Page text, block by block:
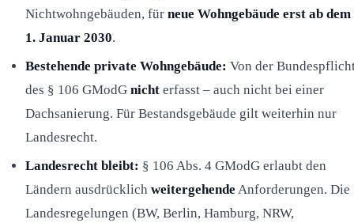
Nichtwohngebäuden, für neue Wohngebäude erst ab dem
1. Januar 2030.
Bestehende private Wohngebäude: Von der
des § 106 GModG nicht erfasst – auch nicht bei einer
Dachsanierung. Für Bestandsgebäude gilt weiterhin nur
Landesrecht.
Landesrecht bleibt: § 106 Abs. 4 GModG erlaubt den
Ländern ausdrücklich weitergehende Anforderungen. Die
Landesregelungen (BW, Berlin, Hamburg, NRW,